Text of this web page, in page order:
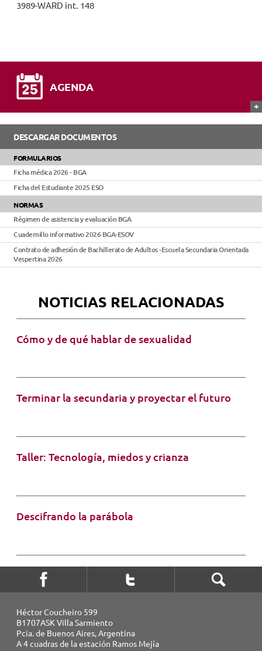
3989-WARD int. 148
AGENDA
DESCARGAR DOCUMENTOS
FORMULARIOS
Ficha médica 2026 - BGA
Ficha del Estudiante 2025 ESO
NORMAS
Régimen de asistencia y evaluación BGA
Cuadernillo informativo 2026 BGA-ESOV
Contrato de adhesión de Bachillerato de Adultos -Escuela Secundaria Orientada
Vespertina 2026
NOTICIAS RELACIONADAS
Cómo y de qué hablar de sexualidad
Terminar la secundaria y proyectar el futuro
Taller: Tecnología, miedos y crianza
Descifrando la parábola
Héctor Coucheiro 599
B1707ASK Villa Sarmiento
Pcia. de Buenos Aires, Argentina
A 4 cuadras de la estación Ramos Mejía